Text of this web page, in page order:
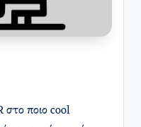
στο ποιο cool